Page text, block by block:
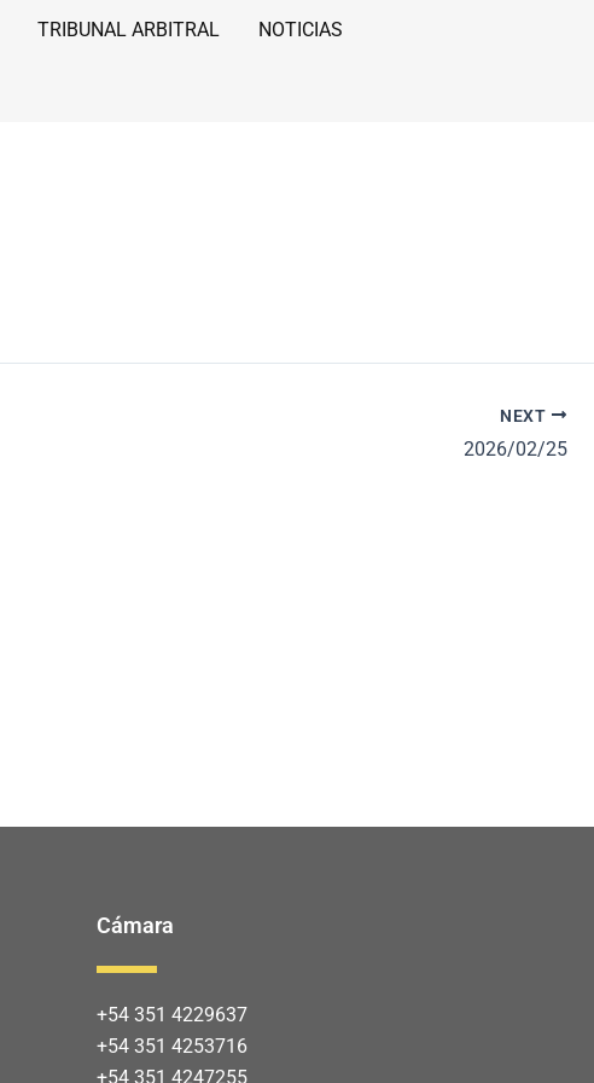
TRIBUNAL ARBITRAL NOTICIAS
NEXT
2026/02/25
Cámara
+54 351 4229637
+54 351 4253716
+54 351 4247255